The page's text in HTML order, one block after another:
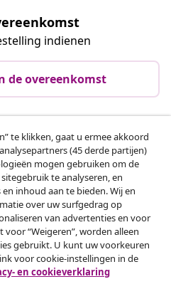
indienen
de overeenkomst
te klikken, gaat u ermee akkoord
(45 derde partijen)
mogen gebruiken om de
te analyseren, en
inhoud aan te bieden. Wij en
over uw surfgedrag op
van advertenties en voor
“Weigeren”, worden alleen
gebruikt. U kunt uw voorkeuren
voor cookie-instellingen in de
en cookieverklaring